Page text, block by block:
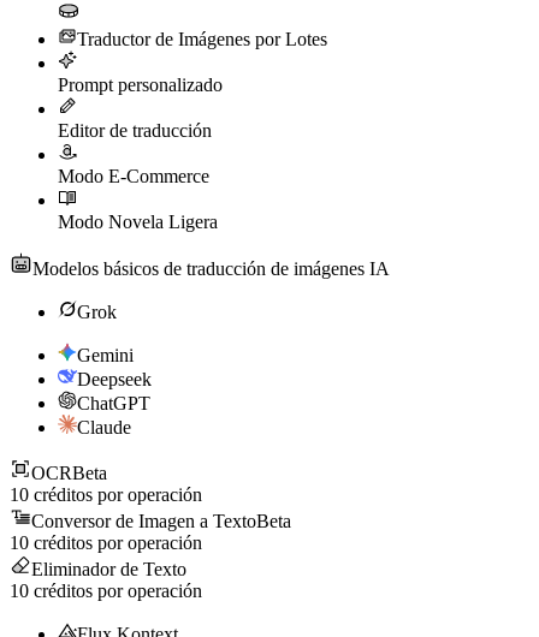
Traductor de Imágenes por Lotes
Prompt personalizado
Editor de traducción
Modo E-Commerce
Modo Novela Ligera
Modelos básicos de traducción de imágenes IA
Grok
Gemini
Deepseek
ChatGPT
Claude
OCRBeta
10 créditos por operación
Conversor de Imagen a TextoBeta
10 créditos por operación
Eliminador de Texto
10 créditos por operación